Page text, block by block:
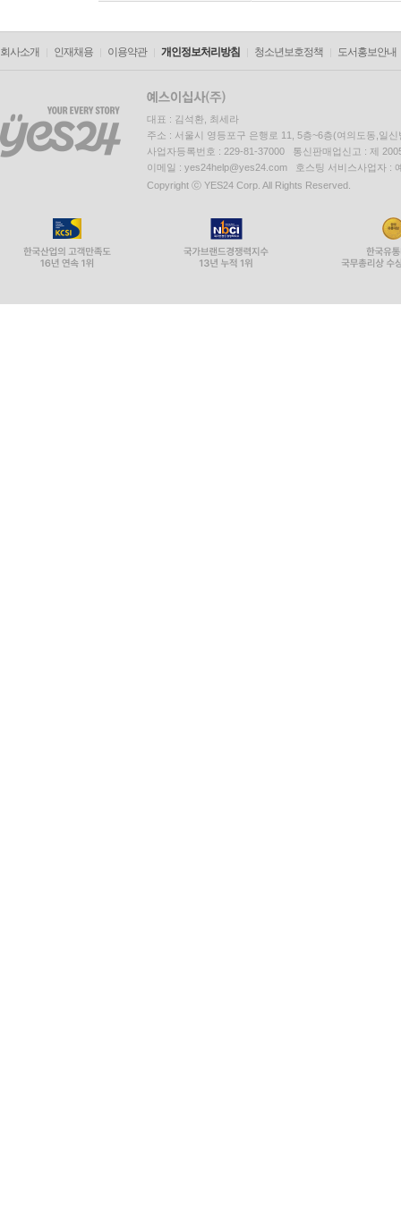
회사소개 인재채용 이용약관 개인정보처리방침 청소년보호정책 도서홍보안내
대표 : 김석환, 최세라
주소 : 서울시 영등포구 은행로 11, 5층~6층(여의도동,일신
사업자등록번호 : 229-81-37000 통신판매업신고 : 제
이메일 : yes24help@yes24.com 호스팅 서비스사업자 :
Copyright ⓒ YES24 Corp. All Rights Reserved.